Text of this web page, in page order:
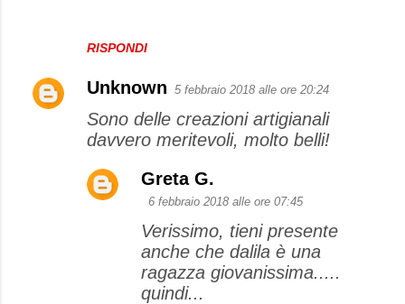
RISPONDI
Unknown 5 febbraio 2018 alle ore 20:24
Sono delle creazioni artigianali
davvero meritevoli, molto belli!
Greta G.
6 febbraio 2018 alle ore 07:45
Verissimo, tieni presente
anche che dalila è una
ragazza giovanissima.....
quindi...